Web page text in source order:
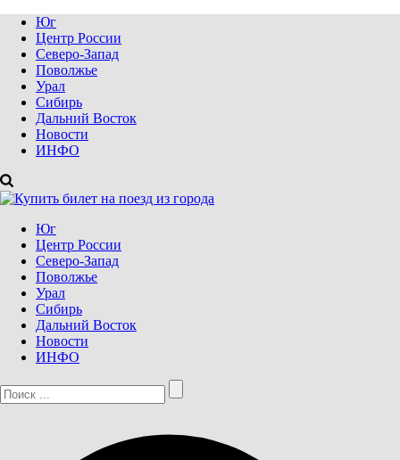
Юг
Центр России
Северо-Запад
Поволжье
Урал
Сибирь
Дальний Восток
Новости
ИНФО
Юг
Центр России
Северо-Запад
Поволжье
Урал
Сибирь
Дальний Восток
Новости
ИНФО